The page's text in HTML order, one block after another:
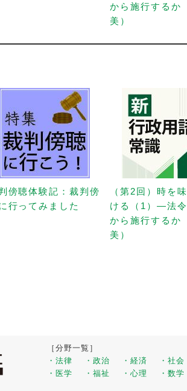
から施行するか
美）
傍聴体験記：裁判傍
行ってみました
（第2回）時を
ける（1）—法令
から施行するか
美）
［分野一覧］
・法律
・政治 ・経済 ・社会
・医学
・福祉 ・心理 ・数学